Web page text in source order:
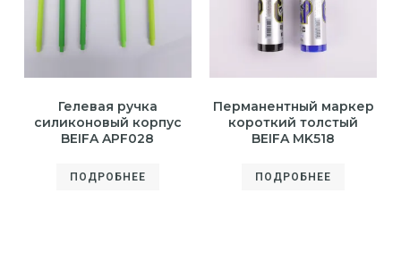
Гелевая ручка
силиконовый корпус
BEIFA APF028
ПОДРОБНЕЕ
Перманентный маркер
короткий толстый
BEIFA MK518
ПОДРОБНЕЕ